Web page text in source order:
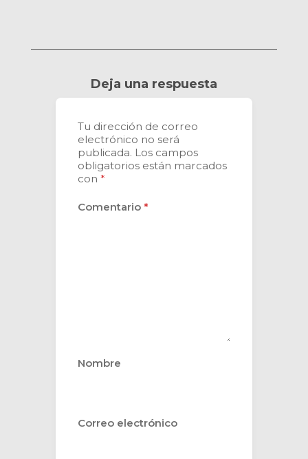
Deja una respuesta
Tu dirección de correo
electrónico no será
publicada. Los campos
obligatorios están marcados
con *
Comentario *
Nombre
Correo electrónico